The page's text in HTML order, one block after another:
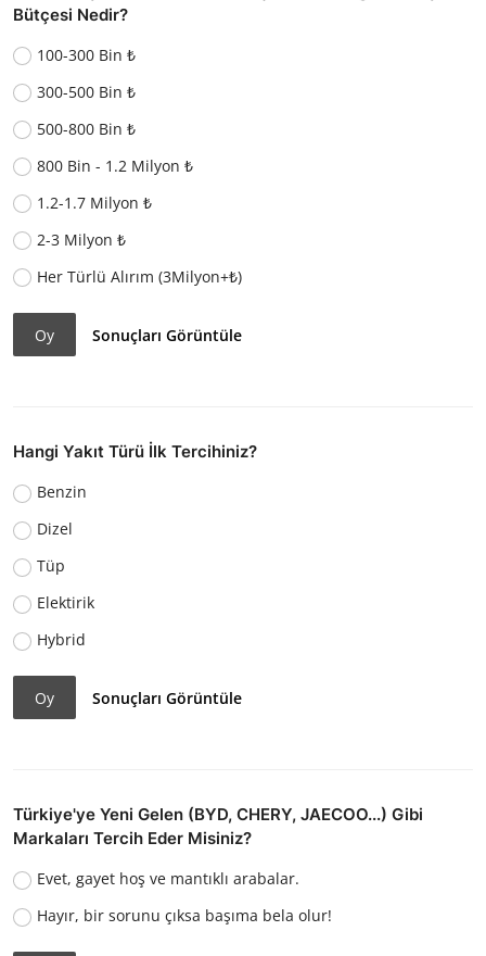
Bütçesi Nedir?
100-300 Bin ₺
300-500 Bin ₺
500-800 Bin ₺
800 Bin - 1.2 Milyon ₺
1.2-1.7 Milyon ₺
2-3 Milyon ₺
Her Türlü Alırım (3Milyon+₺)
Oy Sonuçları Görüntüle
Hangi Yakıt Türü İlk Tercihiniz?
Benzin
Dizel
Tüp
Elektirik
Hybrid
Oy Sonuçları Görüntüle
Türkiye'ye Yeni Gelen (BYD, CHERY, JAECOO...) Gibi
Markaları Tercih Eder Misiniz?
Evet, gayet hoş ve mantıklı arabalar.
Hayır, bir sorunu çıksa başıma bela olur!